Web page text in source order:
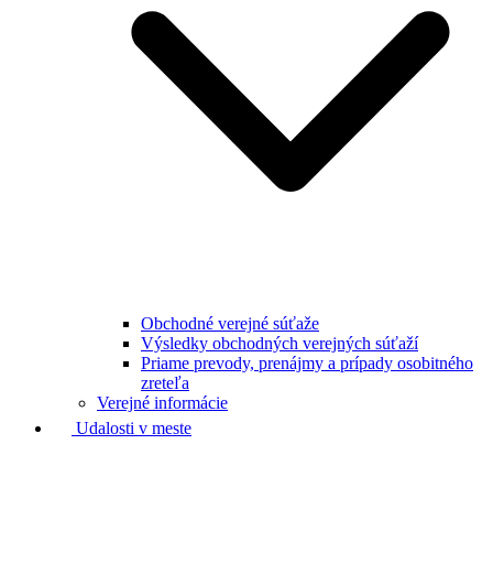
Obchodné verejné súťaže
Výsledky obchodných verejných súťaží
Priame prevody, prenájmy a prípady osobitného
zreteľa
Verejné informácie
Udalosti v meste